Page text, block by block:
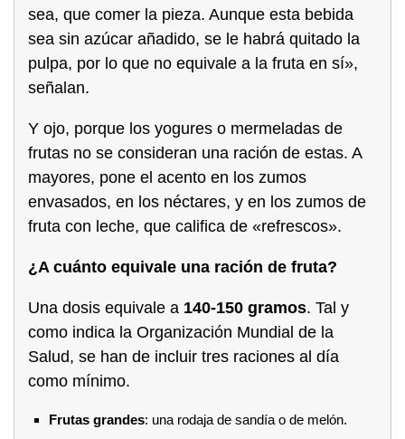
sea, que comer la pieza. Aunque esta bebida
sea sin azúcar añadido, se le habrá quitado la
pulpa, por lo que no equivale a la fruta en sí»,
señalan.
Y ojo, porque los yogures o mermeladas de
frutas no se consideran una ración de estas. A
mayores, pone el acento en los zumos
envasados, en los néctares, y en los zumos de
fruta con leche, que califica de «refrescos».
¿A cuánto equivale una ración de fruta?
Una dosis equivale a 140-150 gramos. Tal y
como indica la Organización Mundial de la
Salud, se han de incluir tres raciones al día
como mínimo.
Frutas grandes: una rodaja de sandía o de melón.